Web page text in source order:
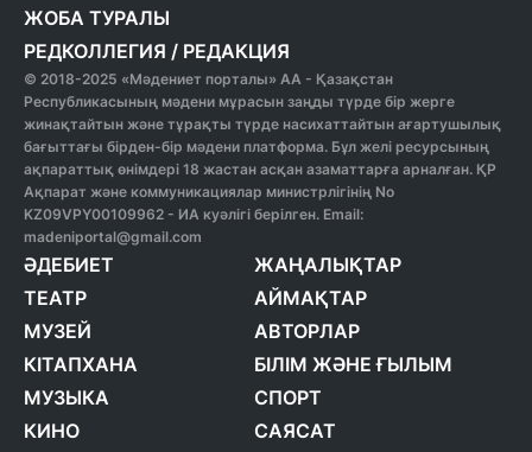
ЖОБА ТУРАЛЫ
РЕДКОЛЛЕГИЯ / РЕДАКЦИЯ
© 2018-2025 «Мәдениет порталы» АА - Қазақстан
Республикасының мәдени мұрасын заңды түрде бір жерге
жинақтайтын және тұрақты түрде насихаттайтын ағартушылық
бағыттағы бірден-бір мәдени платформа. Бұл желі ресурсының
ақпараттық өнімдері 18 жастан асқан азаматтарға арналған. ҚР
Ақпарат және коммуникациялар министрлігінің No
KZ09VPY00109962 - ИА куәлігі берілген. Email:
madeniportal@gmail.com
ӘДЕБИЕТ
ТЕАТР
МУЗЕЙ
КІТАПХАНА
МУЗЫКА
КИНО
ЖАҢАЛЫҚТАР
АЙМАҚТАР
АВТОРЛАР
БІЛІМ ЖӘНЕ ҒЫЛЫМ
СПОРТ
САЯСАТ